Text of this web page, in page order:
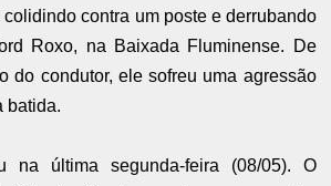
contra um poste e derrubando
Roxo, na Baixada Fluminense. De
do condutor, ele sofreu uma agressão
batida.
na última segunda-feira (08/05). O